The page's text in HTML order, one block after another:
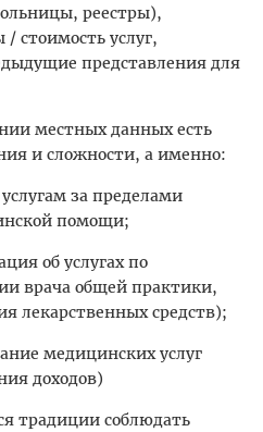
реестры),
стоимость услуг,
представления для
местных данных есть
и сложности, а именно:
за пределами
помощи;
об услугах по
врача общей практики,
лекарственных средств);
медицинских услуг
доходов)
традиции соблюдать